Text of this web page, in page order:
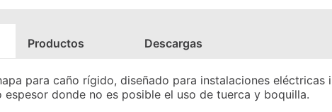
para caño rígido, diseñado para instalaciones
donde no es posible el uso de tuerca y boquilla.
Productos Descargas